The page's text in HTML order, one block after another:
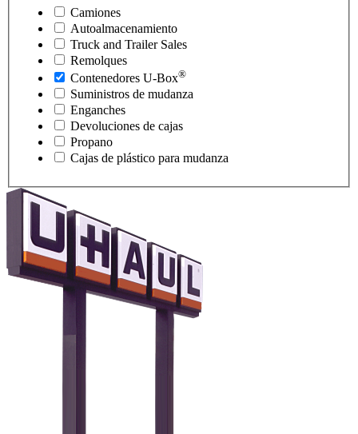
Camiones
Autoalmacenamiento
Truck and Trailer Sales
Remolques
Contenedores U-Box®
Suministros de mudanza
Enganches
Devoluciones de cajas
Propano
Cajas de plástico para mudanza